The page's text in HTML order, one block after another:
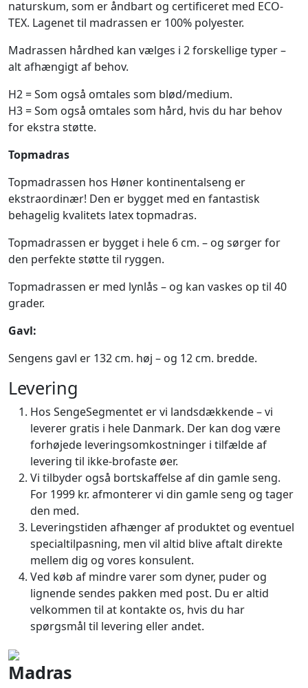
naturskum, som er åndbart og certificeret med ECO-
TEX. Lagenet til madrassen er 100% polyester.
Madrassen hårdhed kan vælges i 2 forskellige typer –
alt afhængigt af behov.
H2 = Som også omtales som blød/medium.
H3 = Som også omtales som hård, hvis du har behov
for ekstra støtte.
Topmadras
Topmadrassen hos Høner kontinentalseng er
ekstraordinær! Den er bygget med en fantastisk
behagelig kvalitets latex topmadras.
Topmadrassen er bygget i hele 6 cm. – og sørger for
den perfekte støtte til ryggen.
Topmadrassen er med lynlås – og kan vaskes op til 40
grader.
Gavl:
Sengens gavl er 132 cm. høj – og 12 cm. bredde.
Levering
Hos SengeSegmentet er vi landsdækkende – vi
leverer gratis i hele Danmark. Der kan dog være
forhøjede leveringsomkostninger i tilfælde af
levering til ikke-brofaste øer.
Vi tilbyder også bortskaffelse af din gamle seng.
For 1999 kr. afmonterer vi din gamle seng og tager
den med.
Leveringstiden afhænger af produktet og eventuel
specialtilpasning, men vil altid blive aftalt direkte
mellem dig og vores konsulent.
Ved køb af mindre varer som dyner, puder og
lignende sendes pakken med post. Du er altid
velkommen til at kontakte os, hvis du har
spørgsmål til levering eller andet.
Madras